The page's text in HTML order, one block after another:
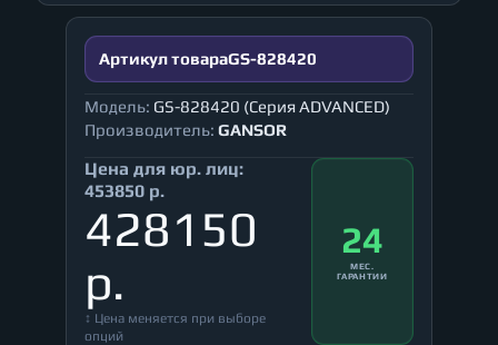
Артикул товараGS-828420
Модель: GS-828420 (Серия ADVANCED)
Производитель: GANSOR
Цена для юр. лиц:
453850 р.
428150
р.
↕ Цена меняется при выборе
опций
24
МЕС.
ГАРАНТИИ